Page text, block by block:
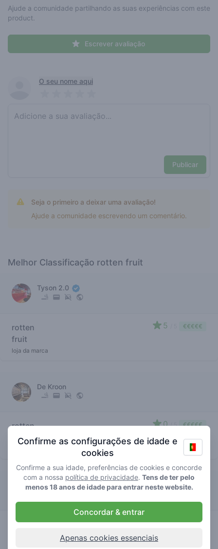
Ajude a comunidade partilhando as suas experiências com este
product.
Escrever avaliação
Recent reviewsO seu nome aqui
Publicar
Seja o primeiro a deixar uma avaliação!
Ajude a comunidade escrevendo um comentário.
Melhor Classificação rotten fruit
Tyson 2.0
rotten
fruit
loja da marca
5 €€€€€
De Kroon
rotten
fruit
0/ 5 €€€€€
Greenhouse Effect
rotten
0/ 5 €€€€€
Confirme as configurações de idade e
cookies
Confirme a sua idade, preferências de cookies e concorde
com a nossa política de privacidade. Tens de ter pelo
menos 18 anos de idade para entrar neste website.
Concordar & entrar
Apenas cookies essenciais